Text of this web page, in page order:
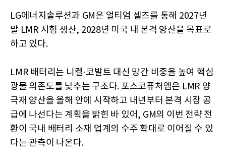
LG에너지솔루션과 GM은 얼티엄 셀즈를 통해 2027년
말 LMR 시험 생산, 2028년 미국 내 본격 양산을 목표로
하고 있다.
LMR 배터리는 니켈·코발트 대신 망간 비중을 높여 핵심
광물 의존도를 낮추는 구조다. 포스코퓨처엠은 LMR 양
극재 양산을 올해 안에 시작하고 내년부터 본격 시장 공
급에 나선다는 계획을 밝힌 바 있어, GM의 이번 전략 전
환이 국내 배터리 소재 업계의 수주 확대로 이어질 수 있
다는 관측이 나온다.